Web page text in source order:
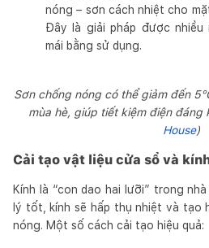
nóng – sơn cách nhiệt cho
Đây là giải pháp được nhiều
mái bằng sử dụng.
Sơn chống nóng có thể giảm đến
mùa hè, giúp tiết kiệm điện đáng
House)
Cải tạo vật liệu cửa sổ và
Kính là “con dao hai lưỡi” trong
lý tốt, kính sẽ hấp thụ nhiệt và tạo
nóng. Một số cách cải tạo hiệu quả: